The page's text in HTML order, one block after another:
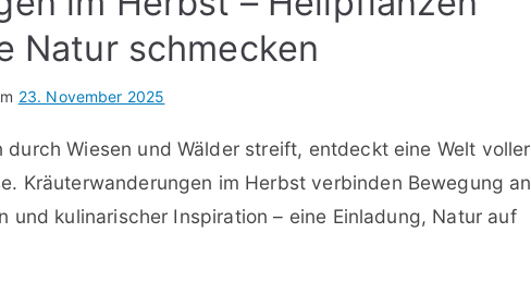
Natur schmecken
23. November 2025
Wiesen und Wälder streift, entdeckt eine Welt voller
Kräuterwanderungen im Herbst verbinden Bewegung an
und kulinarischer Inspiration – eine Einladung, Natur auf